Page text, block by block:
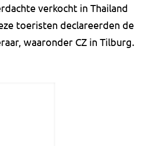
verkocht in Thailand
toeristen declareerden de
waaronder CZ in Tilburg.